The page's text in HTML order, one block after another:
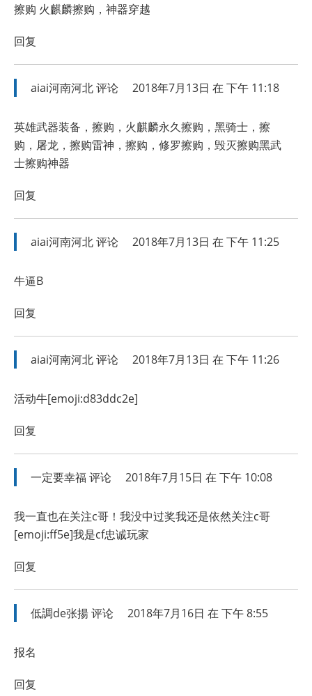
擦购 火麒麟擦购，神器穿越
回复
aiai河南河北评论 2018年7月13日 在 下午 11:18
英雄武器装备，擦购，火麒麟永久擦购，黑骑士，擦
购，屠龙，擦购雷神，擦购，修罗擦购，毁灭擦购黑武
士擦购神器
回复
aiai河南河北评论 2018年7月13日 在 下午 11:25
牛逼B
回复
aiai河南河北评论 2018年7月13日 在 下午 11:26
活动牛[emoji:d83ddc2e]
回复
一定要幸福评论 2018年7月15日 在 下午 10:08
我一直也在关注c哥！我没中过奖我还是依然关注c哥
[emoji:ff5e]我是cf忠诚玩家
回复
低調de张揚评论 2018年7月16日 在 下午 8:55
报名
回复